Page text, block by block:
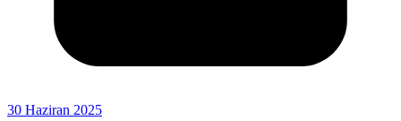
30 Haziran 2025